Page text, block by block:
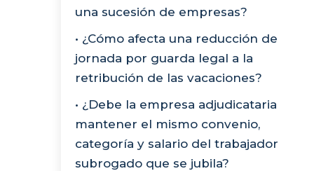
una sucesión de empresas?
• ¿Cómo afecta una reducción de
jornada por guarda legal a la
retribución de las vacaciones?
• ¿Debe la empresa adjudicataria
mantener el mismo convenio,
categoría y salario del trabajador
subrogado que se jubila?